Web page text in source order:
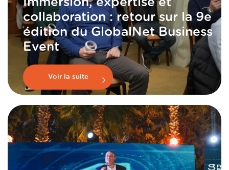
collaboration : retour sur la 9e
édition du GlobalNet Business
Event
Voir la suite